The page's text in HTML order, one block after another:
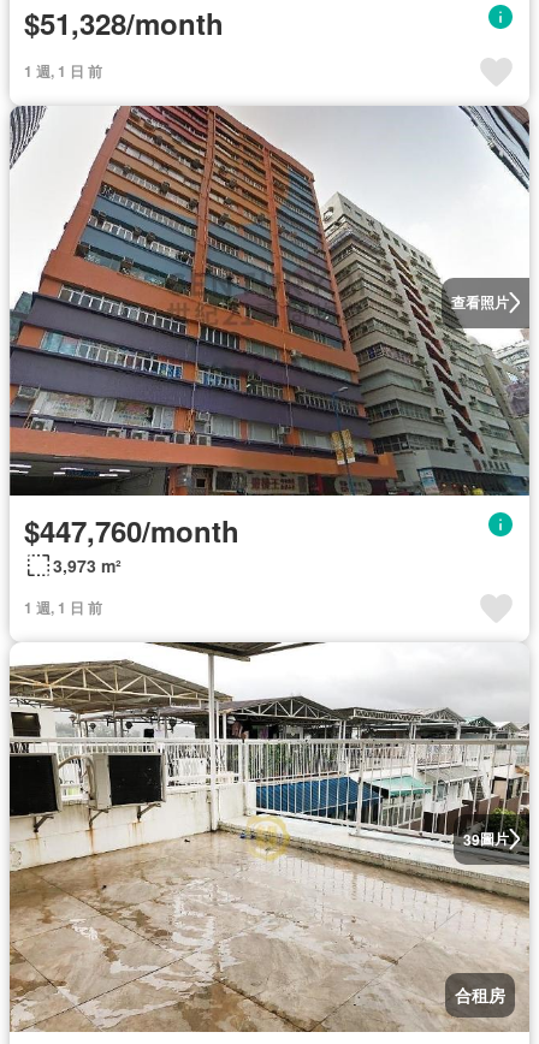
$51,328/month
1 週, 1 日 前
查看照片
$447,760/month
3,973 m²
1 週, 1 日 前
39圖片
合租房